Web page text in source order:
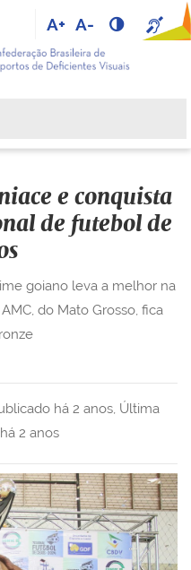
A+ A-
e conquista
de futebol de
há 2 anos, Última
há 2 anos
goiano leva a melhor na
do Mato Grosso, fica